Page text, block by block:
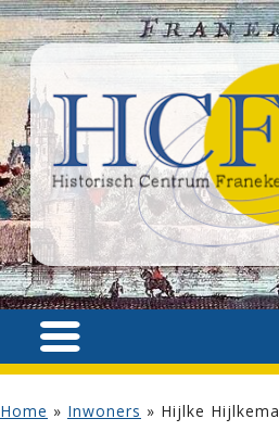
Home » Inwoners » Hijlke Hijlkema